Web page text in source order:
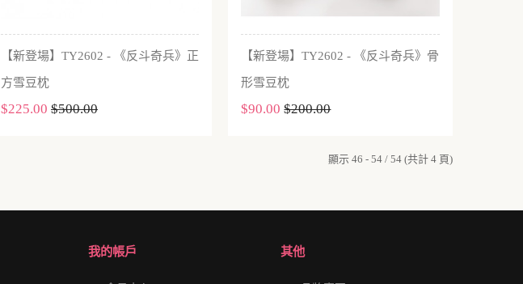
【新登場】TY2602 - 《反斗奇兵》正
方雪豆枕
$225.00 $500.00
加入購物車
【新登場】TY2602 - 《反斗奇兵》骨
形雪豆枕
$90.00 $200.00
加入購物車
顯示 46 - 54 / 54 (共計 4 頁)
我的帳戶 其他